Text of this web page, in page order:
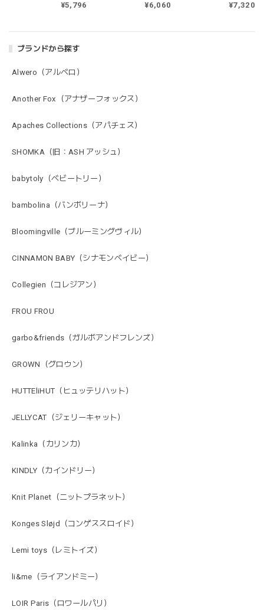
ブランドから探す
Alwero（アルベロ）
Another Fox（アナザーフォックス）
Apaches Collections（アパチェス）
SHOMKA（旧：ASH アッシュ）
babytoly（ベビートリー）
bambolina（バンボリーナ）
Bloomingville（ブルーミングヴィル）
CINNAMON BABY（シナモンベイビー）
Collegien（コレジアン）
FROU FROU
garbo&friends（ガルボアンドフレンズ）
GROWN（グロウン）
HUTTEliHUT（ヒュッテリハット）
JELLYCAT（ジェリーキャット）
Kalinka（カリンカ）
KINDLY（カインドリー）
Knit Planet（ニットプラネット）
Konges Sløjd（コンゲススロイド）
Lemi toys（レミトイズ）
li&me（ライアンドミー）
LOIR Paris（ロワールパリ）
¥5,796
TEE - cream heather
¥6,060 ¥7,320